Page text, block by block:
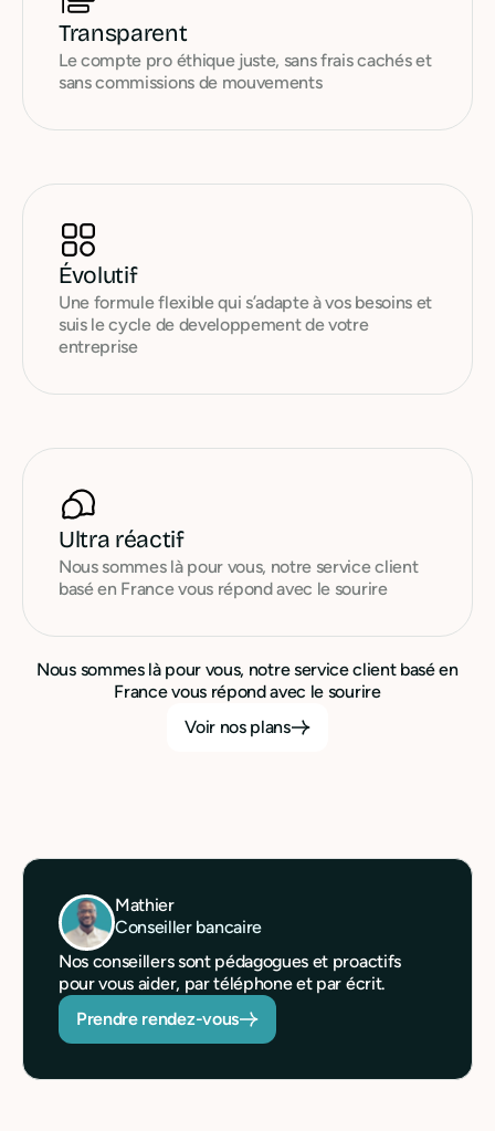
Transparent
Le compte pro éthique juste, sans frais cachés et
sans commissions de mouvements
Évolutif
Une formule flexible qui s’adapte à vos besoins et
suis le cycle de developpement de votre
entreprise
Ultra réactif
Nous sommes là pour vous, notre service client
basé en France vous répond avec le sourire
Nous sommes là pour vous, notre service client basé en
France vous répond avec le sourire
Voir nos plans
Mathier
Conseiller bancaire
Nos conseillers sont pédagogues et proactifs
pour vous aider, par téléphone et par écrit.
Prendre rendez-vous